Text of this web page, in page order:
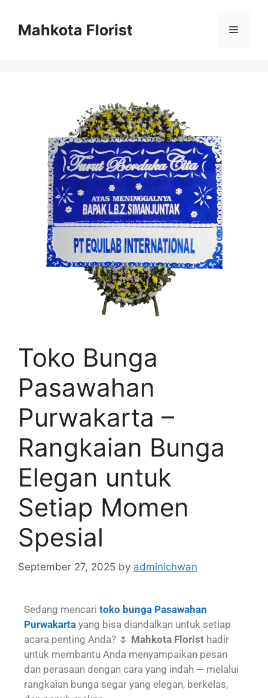
Mahkota Florist
Toko Bunga
Pasawahan
Purwakarta –
Rangkaian Bunga
Elegan untuk
Setiap Momen
Spesial
September 27, 2025 by adminichwan
Sedang mencari toko bunga Pasawahan
Purwakarta yang bisa diandalkan untuk setiap
acara penting Anda? 🌷 Mahkota Florist hadir
untuk membantu Anda menyampaikan pesan
dan perasaan dengan cara yang indah — melalui
rangkaian bunga segar yang elegan, berkelas,